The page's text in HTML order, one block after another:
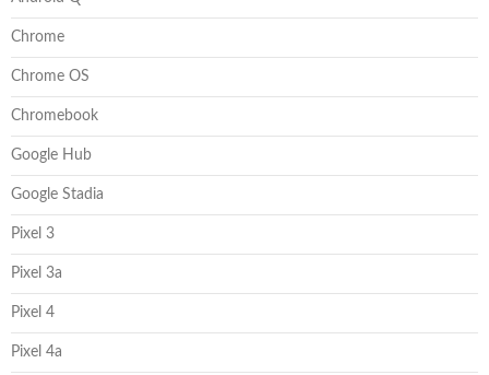
Chrome
Chrome OS
Chromebook
Google Hub
Google Stadia
Pixel 3
Pixel 3a
Pixel 4
Pixel 4a